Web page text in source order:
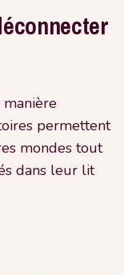
permettent
mondes tout
dans leur lit